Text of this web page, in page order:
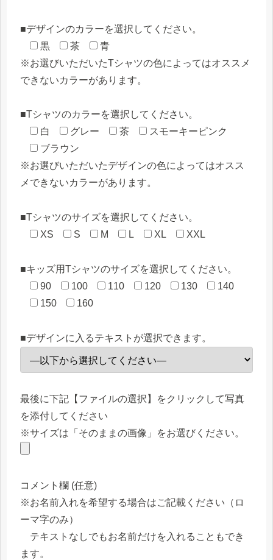
■デザインのカラーを選択してください。
黒
茶
青
※お選びいただいたTシャツの色によってはオススメ
できないカラーがあります。
■Tシャツのカラーを選択してください。
白
グレー 茶
スモーキーピンク
ブラウン
※お選びいただいたデザインの色によってはオスス
メできないカラーがあります。
■Tシャツのサイズを選択してください。
XS
S M L XL XXL
■キッズ用Tシャツのサイズを選択してください。
90
100 110 120 130
140
150
160
■デザインに入るテキストが選択できます。
最後に下記【ファイルの選択】をクリックして写真
を添付してください
※サイズは「そのままの画像」をお選びください。
コメント欄 (任意)
※お名前入れを希望する場合はご記載ください（ロ
ーマ字のみ）
テキストなしでもお名前だけを入れることもでき
ます。